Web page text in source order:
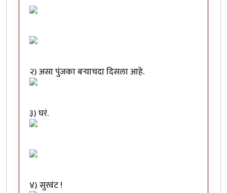
२) असा पुंजका बऱ्याचदा दिसला आहे.
३) घरं.
४) सुरवंट !